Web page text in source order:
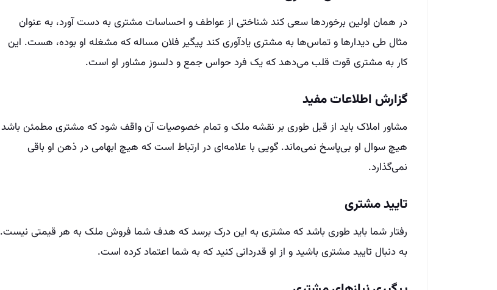
در همان اولین برخوردها سعی کند شناختی از عواطف و احساسات مشتری به دست آورد، به عنوان
مثال طی دیدارها و تماس‌ها به مشتری یادآوری کند پیگیر فلان مساله که مشغله او بوده، هست. این
کار به مشتری قوت قلب می‌دهد که یک فرد حواس جمع و دلسوز مشاور او است.
گزارش اطلاعات مفید
مشاور املاک باید از قبل طوری بر نقشه ملک و تمام خصوصیات آن واقف شود که مشتری مطمئن باشد
هیچ سوال او بی‌پاسخ نمی‌ماند. گویی با علامه‌ای در ارتباط است که هیچ ابهامی در ذهن او باقی
نمی‌گذارد.
تایید مشتری
رفتار شما باید طوری باشد که مشتری به این درک برسد که هدف شما فروش ملک به هر قیمتی نیست.
به دنبال تایید مشتری باشید و از او قدردانی کنید که به شما اعتماد کرده است.